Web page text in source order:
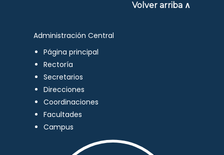
Volver arriba ∧
Administración Central
Página principal
Rectoría
Secretarios
Direcciones
Coordinaciones
Facultades
Campus